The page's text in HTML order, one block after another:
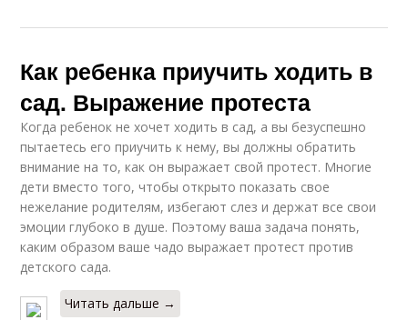
Как ребенка приучить ходить в
сад. Выражение протеста
Когда ребенок не хочет ходить в сад, а вы безуспешно
пытаетесь его приучить к нему, вы должны обратить
внимание на то, как он выражает свой протест. Многие
дети вместо того, чтобы открыто показать свое
нежелание родителям, избегают слез и держат все свои
эмоции глубоко в душе. Поэтому ваша задача понять,
каким образом ваше чадо выражает протест против
детского сада.
Читать дальше →